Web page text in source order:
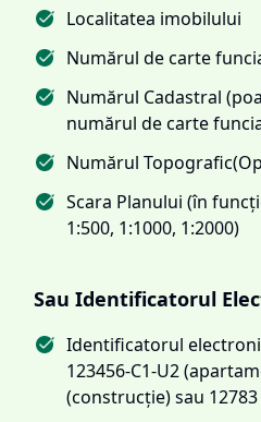
Localitatea imobilului
Numărul de carte
Numărul Cadastral
numărul de carte
Numărul
Scara Planului (în
1:500, 1:1000, 1:2000)
Sau Identificatorul
Identificatorul
123456-C1-U2
(construcție) sau